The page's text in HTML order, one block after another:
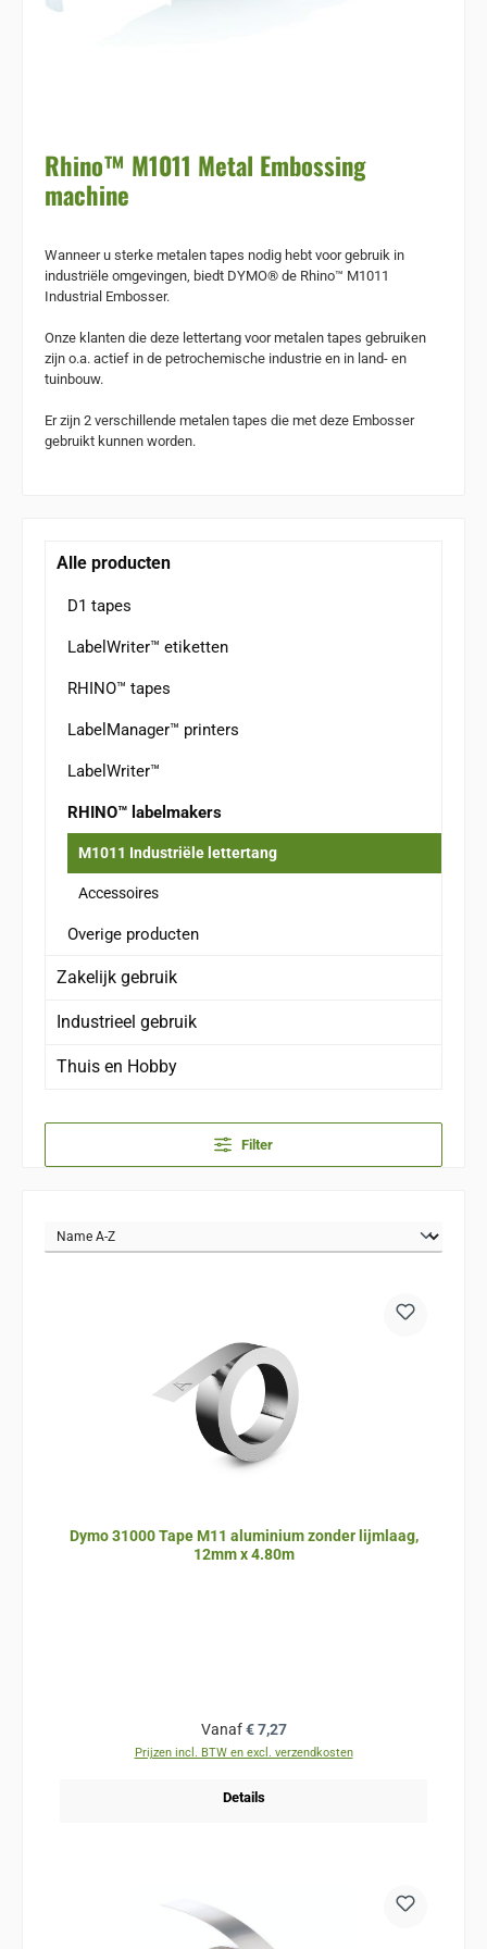
Rhino™ M1011 Metal Embossing
machine
Wanneer u sterke metalen tapes nodig hebt voor gebruik in
industriële omgevingen, biedt DYMO® de Rhino™ M1011
Industrial Embosser.
Onze klanten die deze lettertang voor metalen tapes gebruiken
zijn o.a. actief in de petrochemische industrie en in land- en
tuinbouw.
Er zijn 2 verschillende metalen tapes die met deze Embosser
gebruikt kunnen worden.
Alle producten
D1 tapes
LabelWriter™ etiketten
RHINO™ tapes
LabelManager™ printers
LabelWriter™
RHINO™ labelmakers
M1011 Industriële lettertang
Accessoires
Overige producten
Zakelijk gebruik
Industrieel gebruik
Thuis en Hobby
Filter
Dymo 31000 Tape M11 aluminium zonder lijmlaag,
12mm x 4.80m
Normale prijs:
Vanaf€ 7,27
Prijzen incl. BTW en excl. verzendkosten
Details